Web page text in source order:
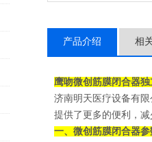
产品介绍 相
鹰吻微创筋膜闭合器
济南明天医疗设备有
提供了更多的便利，
一、 微创筋膜闭合器参